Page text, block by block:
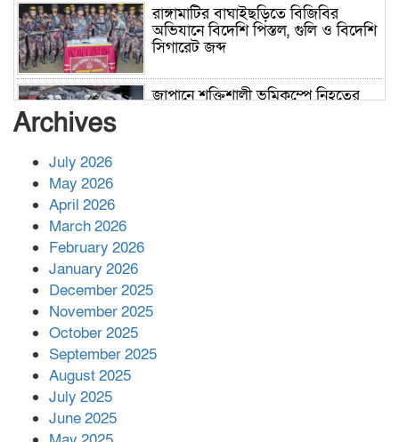
রাঙ্গামাটির বাঘাইছড়িতে বিজিবির
অভিযানে বিদেশি পিস্তল, গুলি ও বিদেশি
সিগারেট জব্দ
জাপানে শক্তিশালী ভূমিকম্পে নিহতের
পর ফোন তারেক রহমানের,গ্যাস সঙ্কট
Archives
July 2026
May 2026
April 2026
March 2026
February 2026
January 2026
December 2025
November 2025
October 2025
September 2025
August 2025
July 2025
June 2025